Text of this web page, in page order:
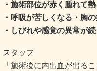
・施術部位が赤く腫れて
・呼吸が苦しくなる・胸
・しびれや感覚の異常が
スタッフ
「施術後に内出血が出る